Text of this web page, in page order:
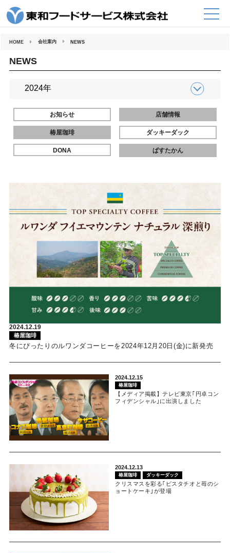
HOME 会社案内 NEWS
NEWS
お知らせ 店舗情報
椿屋珈琲 ダッキーダック
DONA ぱすたかん
2024.12.19
椿屋珈琲
冬にぴったりのルワンダコーヒーを2024年12月20日(金)に新発売
2024.12.15
椿屋珈琲
【メディア掲載】テレビ東京｢円卓コン
フィデンシャル｣に出演しました
2024.12.13
椿屋珈琲 ダッキーダック
クリスマスを彩る｢ピスタチオと苺のシ
ョートケーキ｣が登場